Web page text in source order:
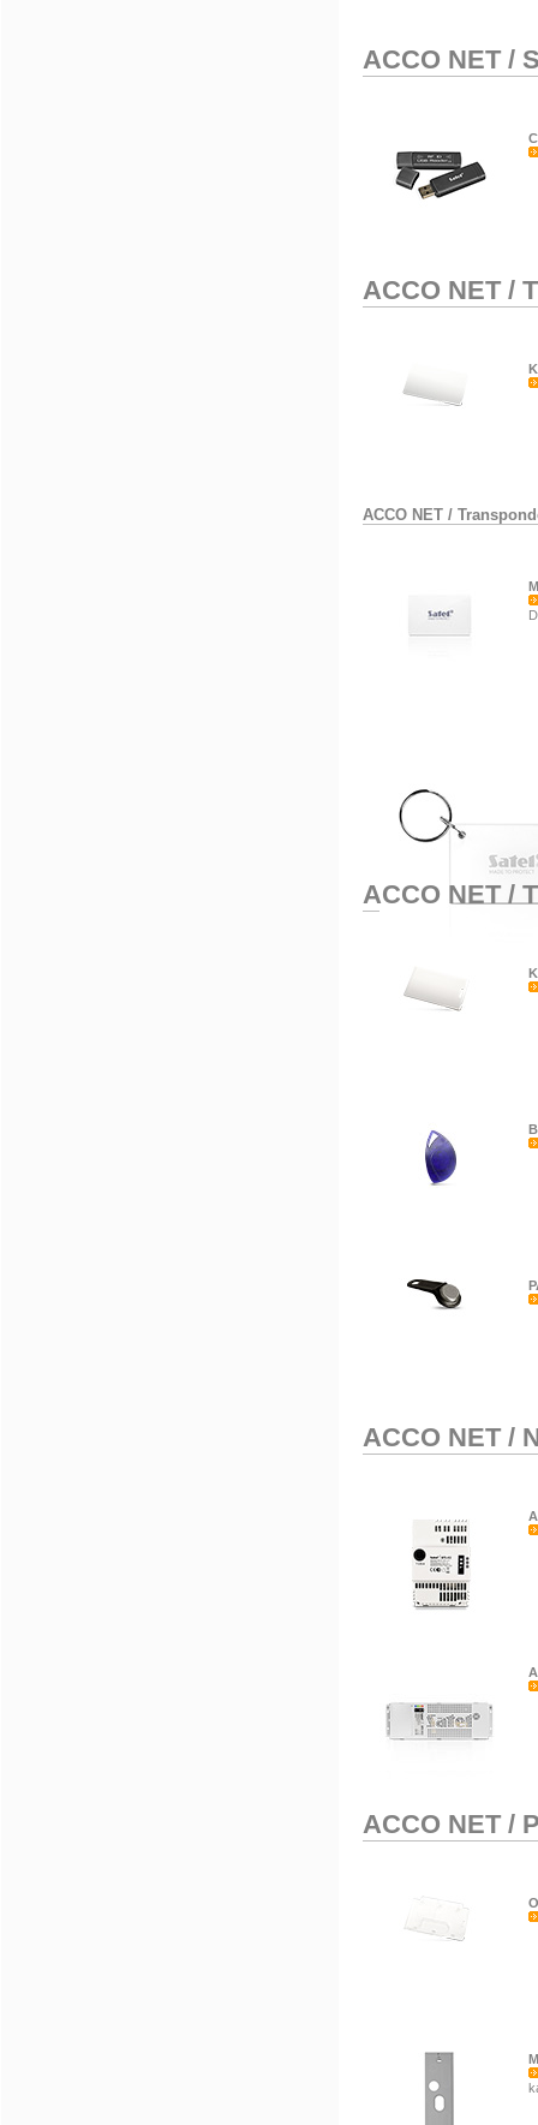
ACCO NET/
ACCO NET/
ACCO NET /
ACCO NET/
ACCO NET/
ACCO NET/